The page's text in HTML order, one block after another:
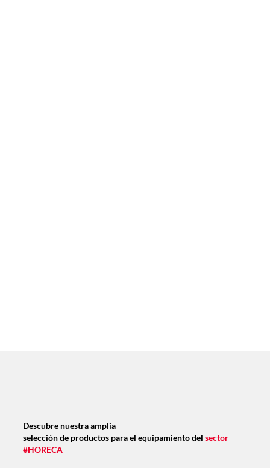
Descubre nuestra amplia
selección de productos para el equipamiento del sector
#HORECA